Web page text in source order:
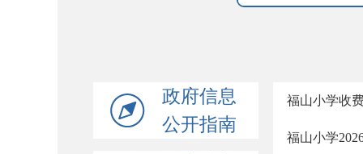
政府信息
公开指南
福山小学收
福山小学